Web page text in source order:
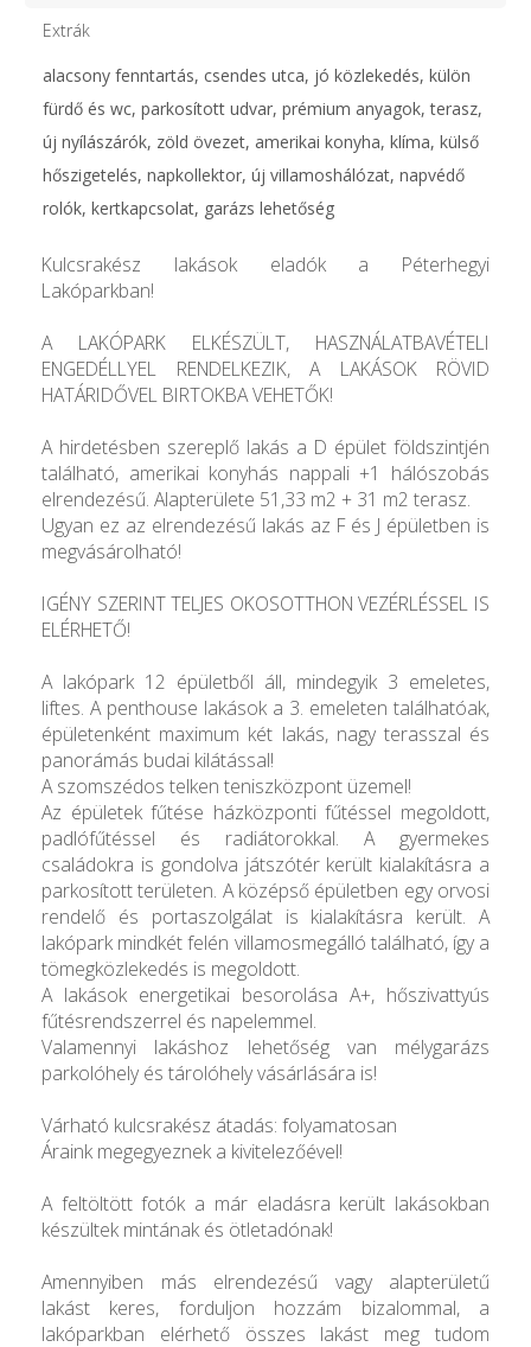
Extrák
alacsony fenntartás, csendes utca, jó közlekedés, külön
fürdő és wc, parkosított udvar, prémium anyagok, terasz,
új nyílászárók, zöld övezet, amerikai konyha, klíma, külső
hőszigetelés, napkollektor, új villamoshálózat, napvédő
rolók, kertkapcsolat, garázs lehetőség
Kulcsrakész lakások eladók a Péterhegyi
Lakóparkban!
A LAKÓPARK ELKÉSZÜLT, HASZNÁLATBAVÉTELI
ENGEDÉLLYEL RENDELKEZIK, A LAKÁSOK RÖVID
HATÁRIDŐVEL BIRTOKBA VEHETŐK!
A hirdetésben szereplő lakás a D épület földszintjén
található, amerikai konyhás nappali +1 hálószobás
elrendezésű. Alapterülete 51,33 m2 + 31 m2 terasz.
Ugyan ez az elrendezésű lakás az F és J épületben is
megvásárolható!
IGÉNY SZERINT TELJES OKOSOTTHON VEZÉRLÉSSEL IS
ELÉRHETŐ!
A lakópark 12 épületből áll, mindegyik 3 emeletes,
liftes. A penthouse lakások a 3. emeleten találhatóak,
épületenként maximum két lakás, nagy terasszal és
panorámás budai kilátással!
A szomszédos telken teniszközpont üzemel!
Az épületek fűtése házközponti fűtéssel megoldott,
padlófűtéssel és radiátorokkal. A gyermekes
családokra is gondolva játszótér került kialakításra a
parkosított területen. A középső épületben egy orvosi
rendelő és portaszolgálat is kialakításra került. A
lakópark mindkét felén villamosmegálló található, így a
tömegközlekedés is megoldott.
A lakások energetikai besorolása A+, hőszivattyús
fűtésrendszerrel és napelemmel.
Valamennyi lakáshoz lehetőség van mélygarázs
parkolóhely és tárolóhely vásárlására is!
Várható kulcsrakész átadás: folyamatosan
Áraink megegyeznek a kivitelezőével!
A feltöltött fotók a már eladásra került lakásokban
készültek mintának és ötletadónak!
Amennyiben más elrendezésű vagy alapterületű
lakást keres, forduljon hozzám bizalommal, a
lakóparkban elérhető összes lakást meg tudom